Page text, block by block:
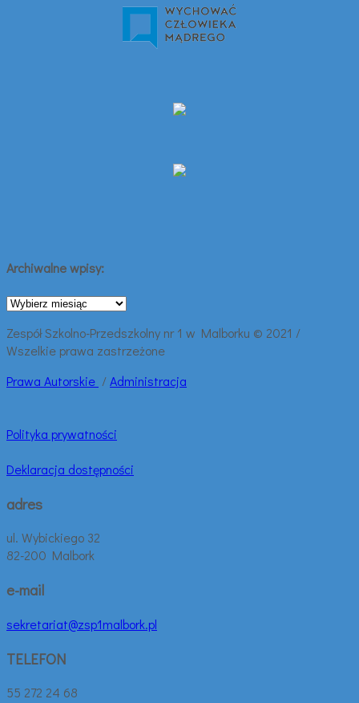
Archiwalne wpisy:
Archiwalne
Zespół Szkolno-Przedszkolny nr 1 w Malborku © 2021 /
Wszelkie prawa zastrzeżone
Prawa Autorskie /Administracja
Polityka prywatności
Deklaracja dostępności
adres
ul. Wybickiego 32
82-200 Malbork
e-mail
sekretariat@zsp1malbork.pl
TELEFON
55 272 24 68